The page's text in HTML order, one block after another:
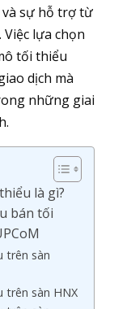
sự hỗ trợ từ
lựa chọn
tối thiểu
dịch mà
những giai
là gì?
bán tối
trên sàn
trên sàn HNX